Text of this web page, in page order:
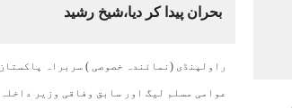
بحران پیدا کر دیا،شیخ رشید
راولپنڈی (نمائندہ خصوصی ) سربراہ پاکستان
عوامی مسلم لیگ اور سابق وفاقی وزیر داخلہ